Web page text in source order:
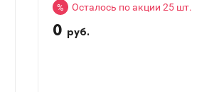
% Осталось по акции 25 шт.
0 руб.